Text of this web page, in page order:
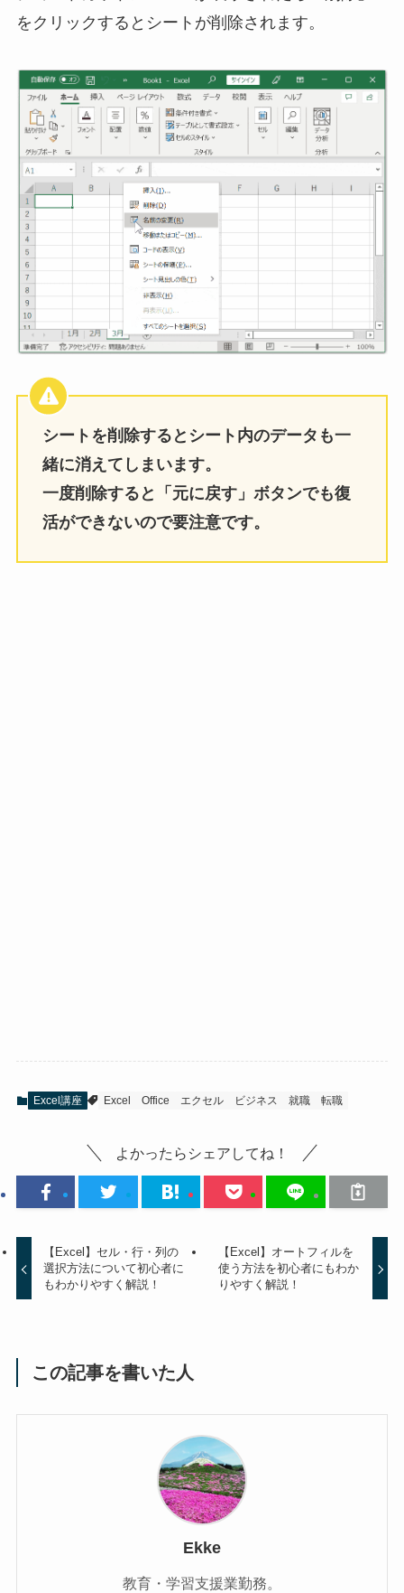
をクリックするとシートが削除されます。
シートを削除するとシート内のデータも一
緒に消えてしまいます。
一度削除すると「元に戻す」ボタンでも復
活ができないので要注意です。
Excel講座 Excel Office エクセル ビジネス 就職 転職
よかったらシェアしてね！
【Excel】セル・行・列の
選択方法について初心者に
もわかりやすく解説！
【Excel】オートフィルを
使う方法を初心者にもわか
りやすく解説！
この記事を書いた人
Ekke
教育・学習支援業勤務。